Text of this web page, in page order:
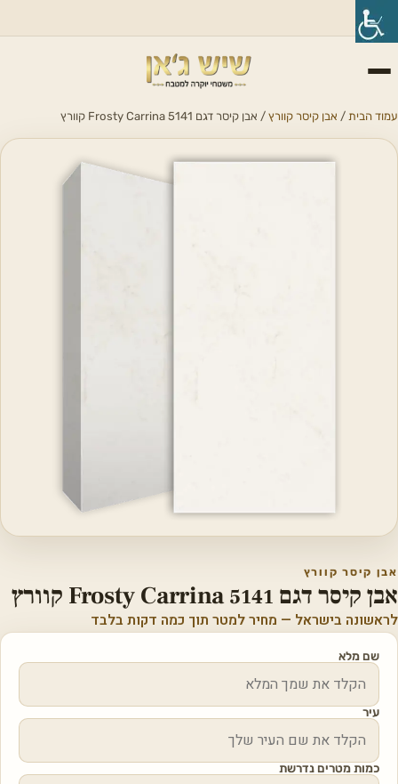
עמוד הבית / אבן קיסר קוורץ / אבן קיסר דגם 5141 Frosty Carrina קוורץ
אבן קיסר קוורץ
אבן קיסר דגם 5141 Frosty Carrina קוורץ
לראשונה בישראל — מחיר למטר תוך כמה דקות בלבד
שם מלא
עיר
כמות מטרים נדרשת